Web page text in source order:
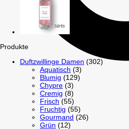
Produkte
Duftzwillinge Damen (302)
Aquatisch (3)
Blumig (129)
Chypre (3)
Cremig (8)
Frisch (55)
Fruchtig (55)
Gourmand (26)
Grün (12)